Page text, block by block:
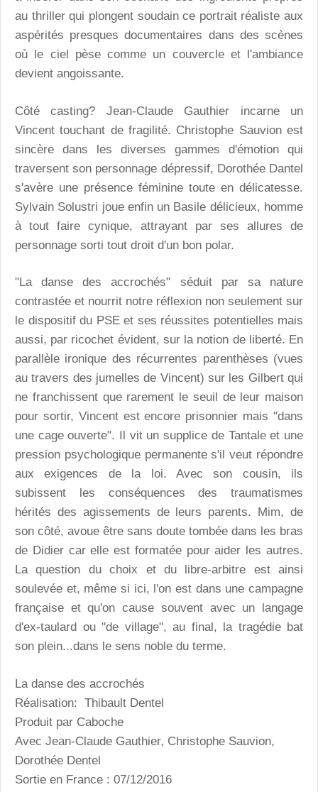
au thriller qui plongent soudain ce portrait réaliste aux
aspérités presques documentaires dans des scènes
où le ciel pèse comme un couvercle et l'ambiance
devient angoissante.
Côté casting? Jean-Claude Gauthier incarne un
Vincent touchant de fragilité. Christophe Sauvion est
sincère dans les diverses gammes d'émotion qui
traversent son personnage dépressif, Dorothée Dantel
s'avère une présence féminine toute en délicatesse.
Sylvain Solustri joue enfin un Basile délicieux, homme
à tout faire cynique, attrayant par ses allures de
personnage sorti tout droit d'un bon polar.
"La danse des accrochés" séduit par sa nature
contrastée et nourrit notre réflexion non seulement sur
le dispositif du PSE et ses réussites potentielles mais
aussi, par ricochet évident, sur la notion de liberté. En
parallèle ironique des récurrentes parenthèses (vues
au travers des jumelles de Vincent) sur les Gilbert qui
ne franchissent que rarement le seuil de leur maison
pour sortir, Vincent est encore prisonnier mais "dans
une cage ouverte". Il vit un supplice de Tantale et une
pression psychologique permanente s'il veut répondre
aux exigences de la loi. Avec son cousin, ils
subissent les conséquences des traumatismes
hérités des agissements de leurs parents. Mim, de
son côté, avoue être sans doute tombée dans les bras
de Didier car elle est formatée pour aider les autres.
La question du choix et du libre-arbitre est ainsi
soulevée et, même si ici, l'on est dans une campagne
française et qu'on cause souvent avec un langage
d'ex-taulard ou "de village", au final, la tragédie bat
son plein...dans le sens noble du terme.
La danse des accrochés
Réalisation: Thibault Dentel
Produit par Caboche
Avec Jean-Claude Gauthier, Christophe Sauvion,
Dorothée Dentel
Sortie en France : 07/12/2016